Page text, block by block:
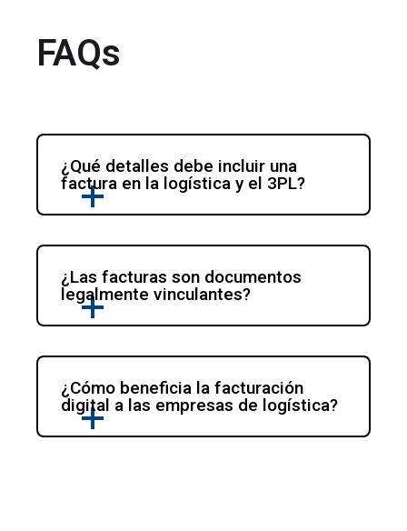
FAQs
¿Qué detalles debe incluir una
factura en la logística y el 3PL?
¿Las facturas son documentos
legalmente vinculantes?
¿Cómo beneficia la facturación
digital a las empresas de logística?